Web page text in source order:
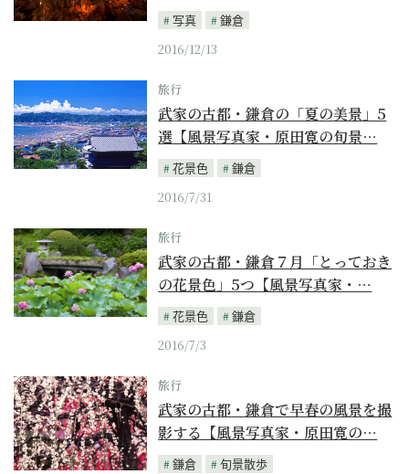
写真
鎌倉
2016/12/13
旅行
武家の古都・鎌倉の「夏の美景」5
選【風景写真家・原田寛の旬景…
花景色
鎌倉
2016/7/31
旅行
武家の古都・鎌倉７月「とっておき
の花景色」5つ【風景写真家・…
花景色
鎌倉
2016/7/3
旅行
武家の古都・鎌倉で早春の風景を撮
影する【風景写真家・原田寛の…
鎌倉
旬景散歩